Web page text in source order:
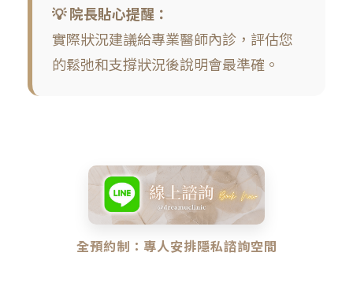
💡 院長貼心提醒：
實際狀況建議給專業醫師內診，評估您
的鬆弛和支撐狀況後說明會最準確。
全預約制：專人安排隱私諮詢空間